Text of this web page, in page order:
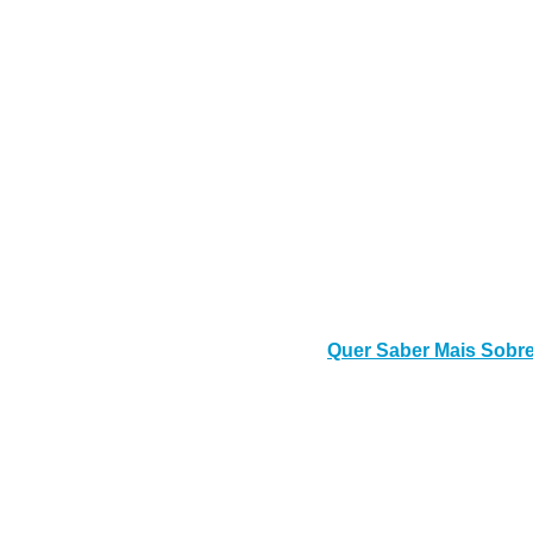
Quer Saber Mais